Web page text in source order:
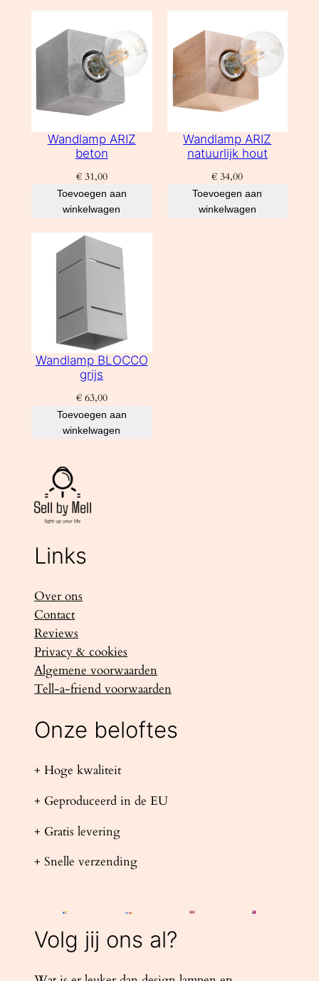
Wandlamp ARIZ
beton
€31,00
Toevoegen aan
winkelwagen
Wandlamp ARIZ
natuurlijk hout
€ 34,00
Toevoegen aan
winkelwagen
Wandlamp BLOCCO
grijs
€63,00
Toevoegen aan
winkelwagen
Links
Over ons
Contact
Reviews
Privacy & cookies
Algemene voorwaarden
Tell-a-friend voorwaarden
Onze beloftes
+ Hoge kwaliteit
+ Geproduceerd in de EU
+ Gratis levering
+ Snelle verzending
Volg jij ons al?